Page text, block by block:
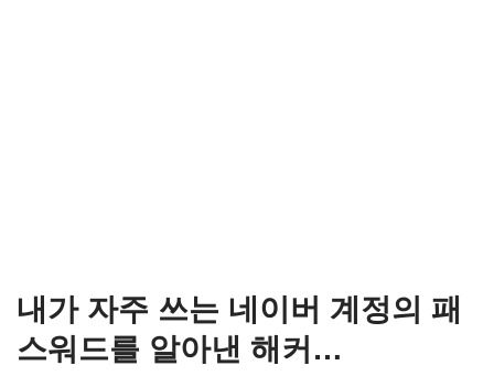
내가 자주 쓰는 네이버 계정의 패
스워드를 알아낸 해커…